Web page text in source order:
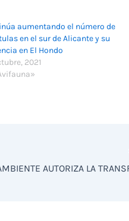
aumentando el número de
en el sur de Alicante y su
en El Hondo
2021